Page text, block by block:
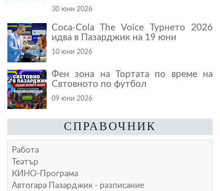
30 юни 2026
Coca-Cola The Voice Турнето 2026
идва в Пазарджик на 19 юни
10 юни 2026
Фен зона на Тортата по време на
Свтовното по футбол
09 юни 2026
СПРАВОЧНИК
Работа
Театър
КИНО-Програма
Автогара Пазарджик - разписание